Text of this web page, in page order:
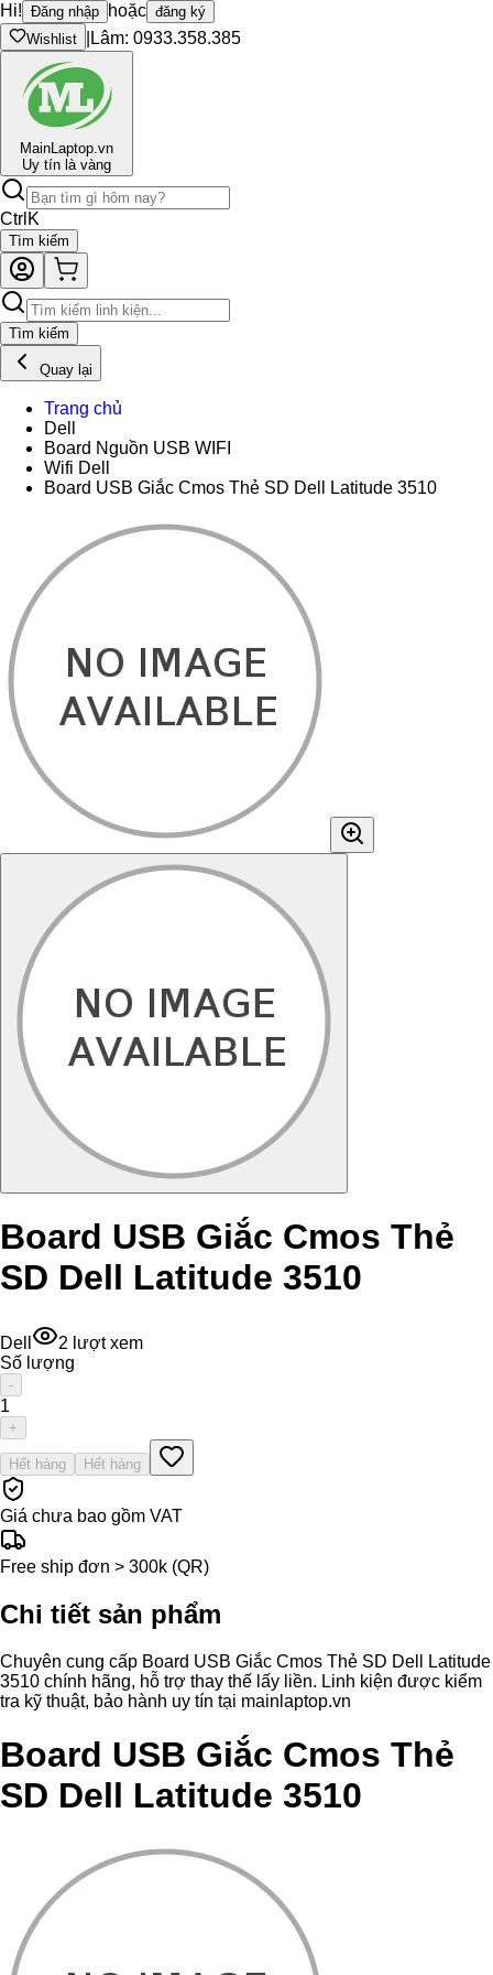
Hi! Đăng nhập hoặc đăng ký
Wishlist
Lâm: 0933.358.385
MainLaptop.vn
Uy tín là vàng
Ctrl K
Tìm kiếm
Tìm kiếm
Quay lại
Trang chủ
Dell
Board Nguồn USB WIFI
Wifi Dell
Board USB Giắc Cmos Thẻ SD Dell Latitude 3510
Board USB Giắc Cmos Thẻ
SD Dell Latitude 3510
Dell 2 lượt xem
Số lượng
-
1
+
Hết hàng Hết hàng
Giá chưa bao gồm VAT
Free ship đơn > 300k (QR)
Chi tiết sản phẩm
Chuyên cung cấp Board USB Giắc Cmos Thẻ SD Dell Latitude
3510 chính hãng, hỗ trợ thay thế lấy liền. Linh kiện được kiểm
tra kỹ thuật, bảo hành uy tín tại mainlaptop.vn
Board USB Giắc Cmos Thẻ
SD Dell Latitude 3510